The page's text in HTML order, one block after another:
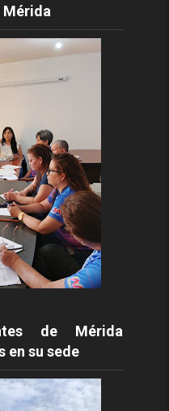
Mérida
de Mérida
en su sede